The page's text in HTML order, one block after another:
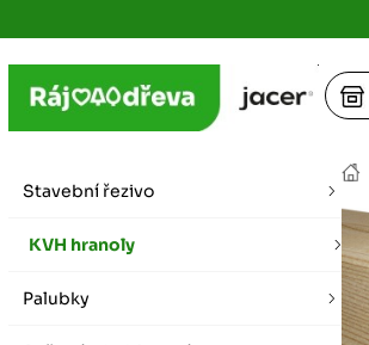
Stavební řezivo
KVH hranoly
Palubky
+
+